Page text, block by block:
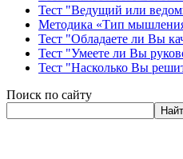
Тест "Ведущий или
Методика «Тип
Тест "Обладаете ли Вы
Тест "Умеете ли Вы
Тест "Насколько Вы
Поиск по сайту